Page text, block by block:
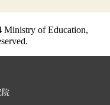
of Education,